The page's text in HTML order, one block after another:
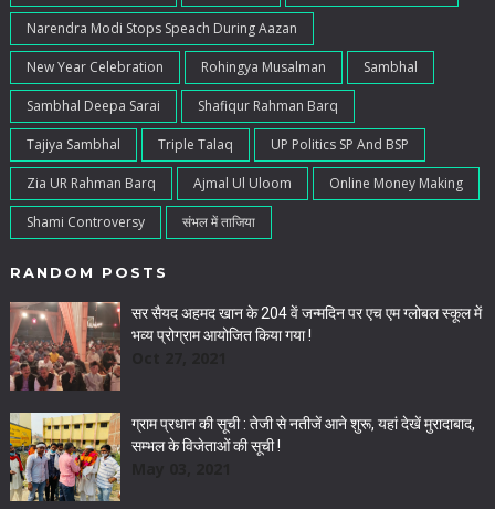
Narendra Modi Stops Speach During Aazan
New Year Celebration Rohingya Musalman Sambhal
Sambhal Deepa Sarai Shafiqur Rahman Barq
Tajiya Sambhal Triple Talaq UP Politics SP And BSP
Zia UR Rahman Barq Ajmal Ul Uloom Online Money Making
Shami Controversy संभल में ताजिया
RANDOM POSTS
सर सैयद अहमद खान के 204 वें जन्मदिन पर एच एम ग्लोबल स्कूल में
भव्य प्रोग्राम आयोजित किया गया !
ग्राम प्रधान की सूची : तेजी से नतीजें आने शुरू, यहां देखें मुरादाबाद,
सम्‍भल के व‍िजेताओं की सूची !